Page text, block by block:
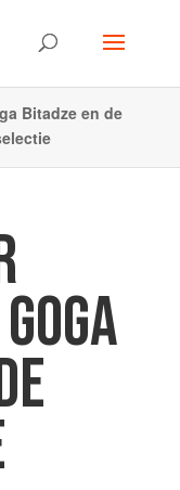
Bitadze en de